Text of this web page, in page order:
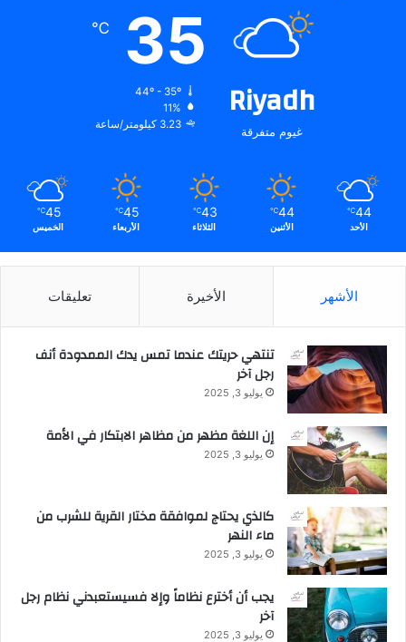
Riyadh
غيوم متفرقة
35
℃
44º - 35º
11%
3.23 كيلومتر/ساعة
44
℃
الأحد
44
℃
الأثنين
43
℃
الثلاثاء
45
℃
الأربعاء
45
℃
الخميس
الأشهر الأخيرة تعليقات
تنتهي حريتك عندما تمس يدك الممدودة أنف
رجل آخر
يوليو 3, 2025
إن اللغة مظهر من مظاهر الابتكار في الأمة
يوليو 3, 2025
كالذي يحتاج لموافقة مختار القرية للشرب من
ماء النهر
يوليو 3, 2025
يجب أن أخترع نظاماً وإلا فسيستعبدني نظام رجل
آخر
يوليو 3, 2025